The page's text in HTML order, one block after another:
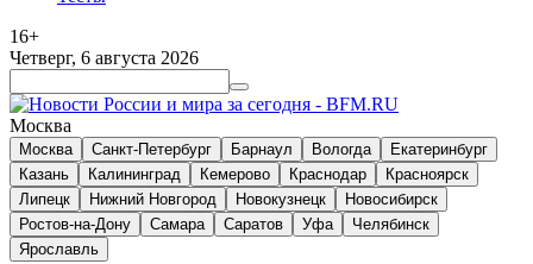
16+
Четверг, 6 августа 2026
Москва
Москва Санкт-Петербург Барнаул Вологда
Екатеринбург
Казань
Калининград Кемерово Краснодар
Красноярск
Липецк
Нижний Новгород Новокузнецк
Новосибирск
Ростов-на-Дону
Самара Саратов Уфа
Челябинск
Ярославль